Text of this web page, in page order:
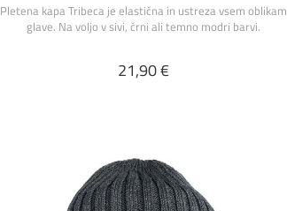
Pletena kapa Tribeca je elastična in ustreza vsem oblikam
glave. Na voljo v sivi, črni ali temno modri barvi.
21,90 €